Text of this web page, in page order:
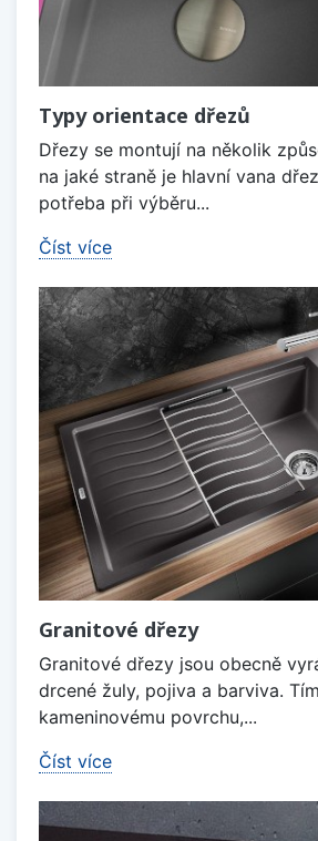
Typy orientace dřezů
Dřezy se montují na několik
na jaké straně je hlavní vana
potřeba při výběru...
Číst více
Granitové dřezy
Granitové dřezy jsou obecně
drcené žuly, pojiva a barviva.
kameninovému povrchu,...
Číst více